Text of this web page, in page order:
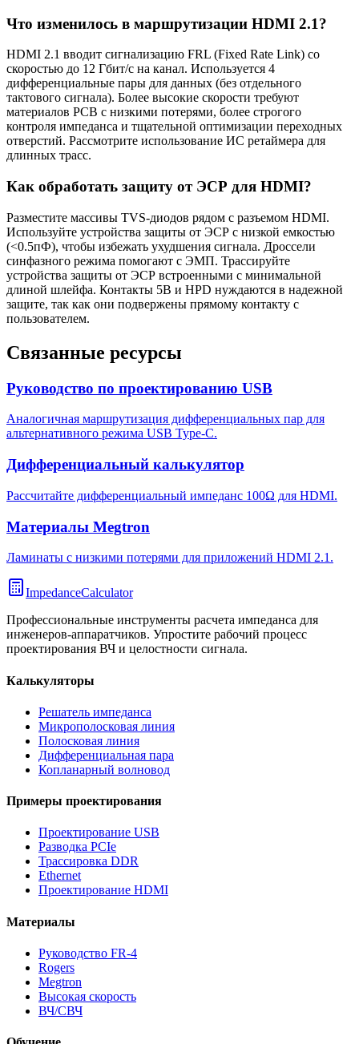
Что изменилось в маршрутизации HDMI 2.1?
HDMI 2.1 вводит сигнализацию FRL (Fixed Rate Link) со
скоростью до 12 Гбит/с на канал. Используется 4
дифференциальные пары для данных (без отдельного
тактового сигнала). Более высокие скорости требуют
материалов PCB с низкими потерями, более строгого
контроля импеданса и тщательной оптимизации переходных
отверстий. Рассмотрите использование ИС ретаймера для
длинных трасс.
Как обработать защиту от ЭСР для HDMI?
Разместите массивы TVS-диодов рядом с разъемом HDMI.
Используйте устройства защиты от ЭСР с низкой емкостью
(<0.5пФ), чтобы избежать ухудшения сигнала. Дроссели
синфазного режима помогают с ЭМП. Трассируйте
устройства защиты от ЭСР встроенными с минимальной
длиной шлейфа. Контакты 5В и HPD нуждаются в надежной
защите, так как они подвержены прямому контакту с
пользователем.
Связанные ресурсы
Руководство по проектированию USB
Аналогичная маршрутизация дифференциальных пар для
альтернативного режима USB Type-C.
Дифференциальный калькулятор
Рассчитайте дифференциальный импеданс 100Ω для HDMI.
Материалы Megtron
Ламинаты с низкими потерями для приложений HDMI 2.1.
ImpedanceCalculator
Профессиональные инструменты расчета импеданса для
инженеров-аппаратчиков. Упростите рабочий процесс
проектирования ВЧ и целостности сигнала.
Калькуляторы
Решатель импеданса
Микрополосковая линия
Полосковая линия
Дифференциальная пара
Копланарный волновод
Примеры проектирования
Проектирование USB
Разводка PCIe
Трассировка DDR
Ethernet
Проектирование HDMI
Материалы
Руководство FR-4
Rogers
Megtron
Высокая скорость
ВЧ/СВЧ